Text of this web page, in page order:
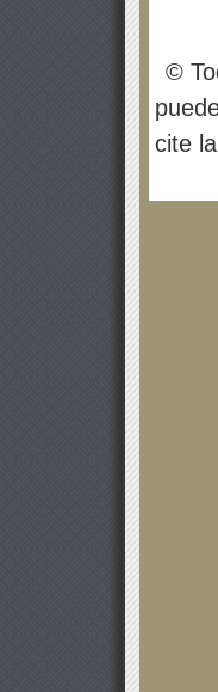
©
cite